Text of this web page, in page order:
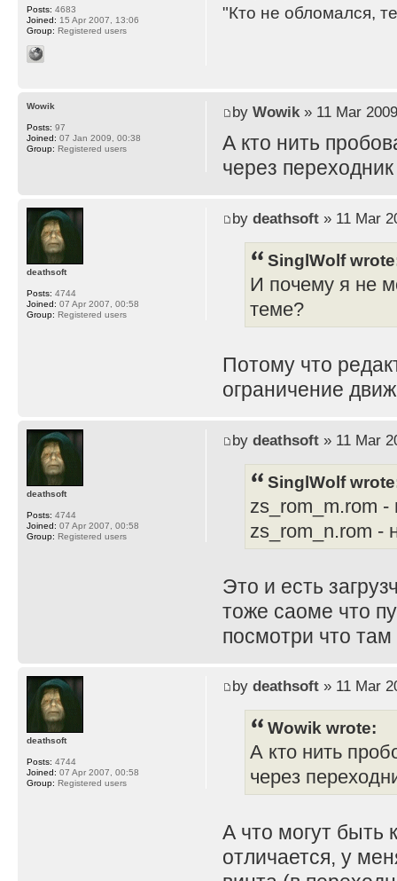
"Кто не обломался,
Posts: 4683
Joined: 15 Apr 2007, 13:06
Group: Registered users
by Wowik» 11 Mar
А кто нить
через
Wowik
Posts: 97
Joined: 07 Jan 2009, 00:38
Group: Registered users
by deathsoft» 11 Mar
SinglWolf
И почему я не
теме?
Потому что
ограничение
deathsoft
Posts: 4744
Joined: 07 Apr 2007, 00:58
Group: Registered users
by deathsoft» 11 Mar
SinglWolf
zs_rom_m.rom
zs_rom_n.rom -
Это и есть
тоже саоме что
посмотри что
deathsoft
Posts: 4744
Joined: 07 Apr 2007, 00:58
Group: Registered users
by deathsoft» 11 Mar
Wowik wrote:
А кто нить
через
А что могут быть
отличается, у
deathsoft
Posts: 4744
Joined: 07 Apr 2007, 00:58
Group: Registered users